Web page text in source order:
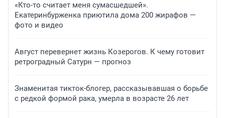
«Кто-то считает меня сумасшедшей».
Екатеринбурженка приютила дома 200 жирафов —
фото и видео
Август перевернет жизнь Козерогов. К чему готовит
ретроградный Сатурн — прогноз
Знаменитая тикток-блогер, рассказывавшая о борьбе
с редкой формой рака, умерла в возрасте 26 лет